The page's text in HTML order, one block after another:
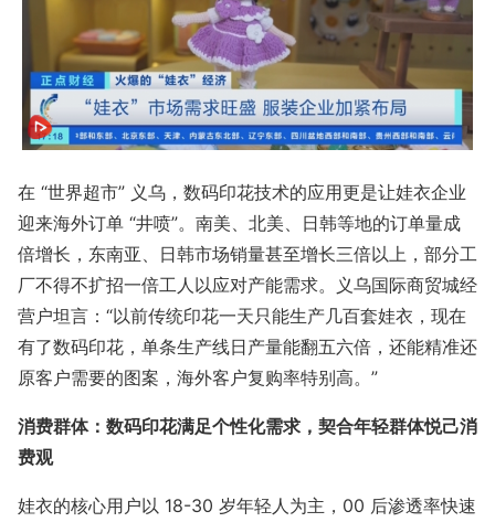
在 “世界超市” 义乌，数码印花技术的应用更是让娃衣企业
迎来海外订单 “井喷”。南美、北美、日韩等地的订单量成
倍增长，东南亚、日韩市场销量甚至增长三倍以上，部分工
厂不得不扩招一倍工人以应对产能需求。义乌国际商贸城经
营户坦言：“以前传统印花一天只能生产几百套娃衣，现在
有了数码印花，单条生产线日产量能翻五六倍，还能精准还
原客户需要的图案，海外客户复购率特别高。”
消费群体：数码印花满足个性化需求，契合年轻群体悦己消
费观
娃衣的核心用户以 18-30 岁年轻人为主，00 后渗透率快速